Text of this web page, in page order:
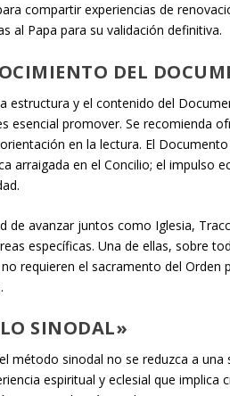
compartir experiencias de
al Papa para su validación definitiva.
DEL
estructura y el contenido del
esencial promover. Se recomienda
en la lectura. El Documento
arraigada en el Concilio; el impulso
de avanzar juntos como Iglesia,
específicas. Una de ellas, sobre
requieren el sacramento del
SINODAL»
método sinodal no se reduzca a
espiritual y eclesial que implica